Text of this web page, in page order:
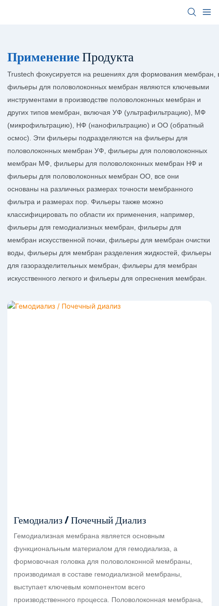
ПрименениеПродукта
Trustech фокусируется на решениях для формования
фильеры для половолоконных мембран являются ключевыми
инструментами в производстве половолоконных мембран и
других типов мембран, включая УФ (ультрафильтрацию), МФ
(микрофильтрацию), НФ (нанофильтрацию) и ОО (обратный
осмос). Эти фильеры подразделяются на фильеры для
половолоконных мембран УФ, фильеры для половолоконных
мембран МФ, фильеры для половолоконных мембран НФ и
фильеры для половолоконных мембран ОО, все они
основаны на различных размерах точности мембранного
фильтра и размерах пор. Фильеры также можно
классифицировать по области их применения, например,
фильеры для гемодиализных мембран, фильеры для
мембран искусственной почки, фильеры для мембран очистки
воды, фильеры для мембран разделения жидкостей, фильеры
для газоразделительных мембран, фильеры для мембран
искусственного легкого и фильеры для опреснения мембран.
Гемодиализ / Почечный Диализ
Гемодиализная мембрана является основным
функциональным материалом для гемодиализа, а
формовочная головка для половолоконной мембраны,
производимая в составе гемодиализной мембраны,
выступает ключевым компонентом всего
производственного процесса. Половолоконная мембрана,